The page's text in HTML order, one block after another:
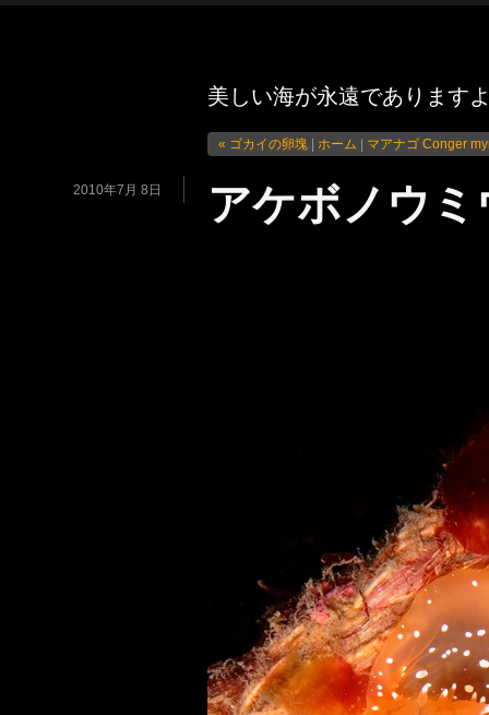
美しい海が永遠であります
« ゴカイの卵塊 ホーム マアナゴ Conger
2010年7月 8日 アケボノウ